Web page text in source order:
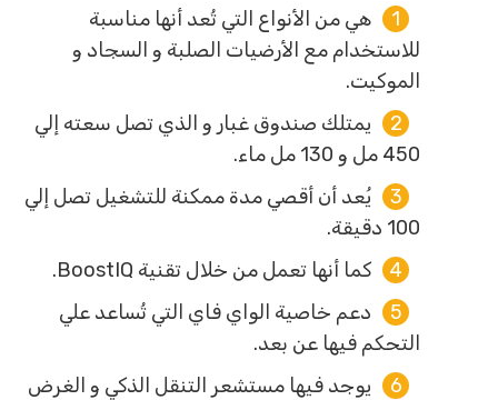
هي من الأنواع التي تُعد أنها مناسبة
للاستخدام مع الأرضيات الصلبة و السجاد و
الموكيت.
يمتلك صندوق غبار و الذي تصل سعته إلي
450 مل و 130 مل ماء.
يُعد أن أقصي مدة ممكنة للتشغيل تصل إلي
100 دقيقة.
كما أنها تعمل من خلال تقنية BoostIQ.
دعم خاصية الواي فاي التي تُساعد علي
التحكم فيها عن بعد.
يوجد فيها مستشعر التنقل الذكي و الغرض